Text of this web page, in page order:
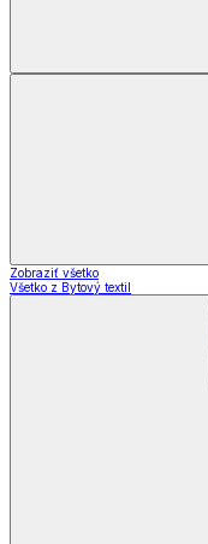
Zobraziť všetko
Všetko z Bytový textil